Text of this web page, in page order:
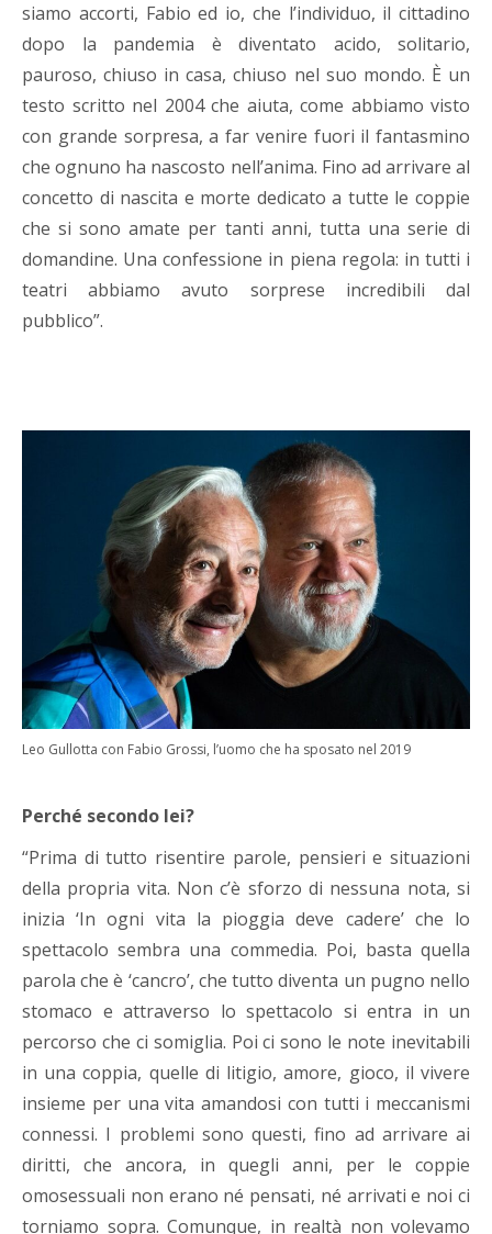
siamo accorti, Fabio ed io, che l’individuo, il cittadino
dopo la pandemia è diventato acido, solitario,
pauroso, chiuso in casa, chiuso nel suo mondo. È un
testo scritto nel 2004 che aiuta, come abbiamo visto
con grande sorpresa, a far venire fuori il fantasmino
che ognuno ha nascosto nell’anima. Fino ad arrivare al
concetto di nascita e morte dedicato a tutte le coppie
che si sono amate per tanti anni, tutta una serie di
domandine. Una confessione in piena regola: in tutti i
teatri abbiamo avuto sorprese incredibili dal
pubblico”.
Leo Gullotta con Fabio Grossi, l’uomo che ha sposato nel 2019
Perché secondo lei?
“Prima di tutto risentire parole, pensieri e situazioni
della propria vita. Non c’è sforzo di nessuna nota, si
inizia ‘In ogni vita la pioggia deve cadere’ che lo
spettacolo sembra una commedia. Poi, basta quella
parola che è ‘cancro’, che tutto diventa un pugno nello
stomaco e attraverso lo spettacolo si entra in un
percorso che ci somiglia. Poi ci sono le note inevitabili
in una coppia, quelle di litigio, amore, gioco, il vivere
insieme per una vita amandosi con tutti i meccanismi
connessi. I problemi sono questi, fino ad arrivare ai
diritti, che ancora, in quegli anni, per le coppie
omosessuali non erano né pensati, né arrivati e noi ci
torniamo sopra. Comunque, in realtà non volevamo